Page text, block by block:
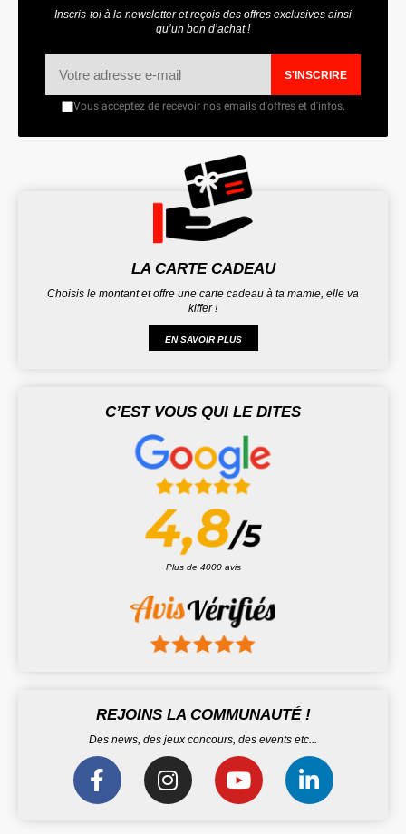
Inscris-toi à la newsletter et reçois des offres exclusives ainsi
qu’un bon d’achat !
S'INSCRIRE
Vous acceptez de recevoir nos emails d'offres et d'infos.
LA CARTE CADEAU
Choisis le montant et offre une carte cadeau à ta mamie, elle va
kiffer !
EN SAVOIR PLUS
C’EST VOUS QUI LE DITES
Plus de 4000 avis
REJOINS LA COMMUNAUTÉ !
Des news, des jeux concours, des events etc...